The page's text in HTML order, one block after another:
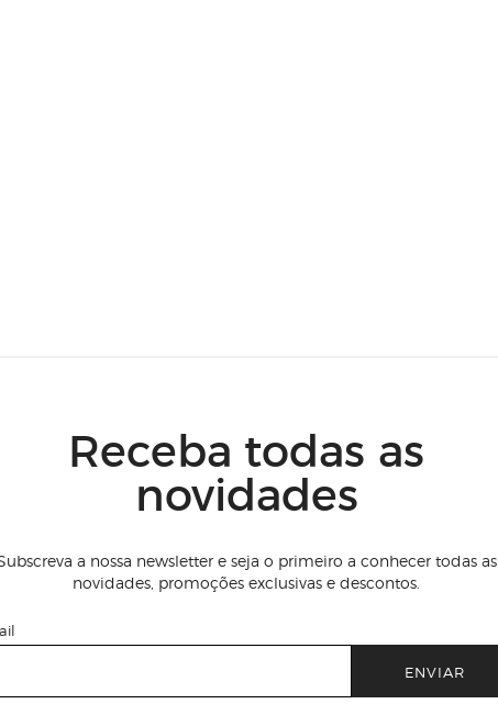
Receba todas as
novidades
a nossa newsletter e seja o primeiro a conhecer todas as
novidades, promoções exclusivas e descontos.
ENVIAR